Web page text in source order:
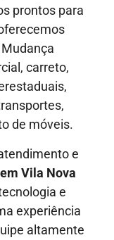
prontos para
carreto,
de móveis.
e
Vila Nova
e
experiência
altamente